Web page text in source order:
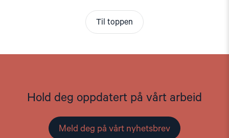
Til toppen
Hold deg oppdatert på vårt arbeid
Meld deg på vårt nyhetsbrev